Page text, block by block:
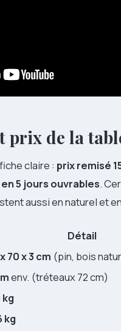
prix de la
claire : prix remisé
5 jours ouvrables.
aussi en naturel et
Détail
70 x 3 cm (pin, bois
env. (tréteaux 72 cm)
kg